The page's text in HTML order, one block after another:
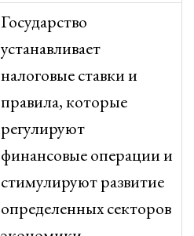
Государство
устанавливает
налоговые ставки и
правила, которые
регулируют
финансовые операции и
стимулируют развитие
определенных секторов